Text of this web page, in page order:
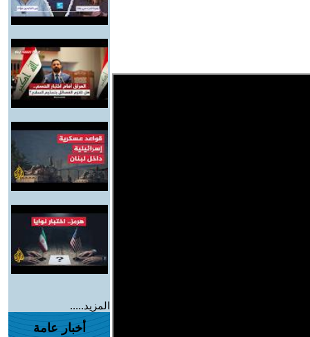
المزيد.....
أخبار عامة